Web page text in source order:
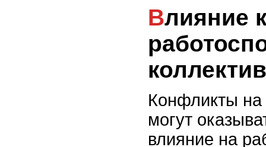
Влияние конфликтов на
Конфликты
могут
влияние на